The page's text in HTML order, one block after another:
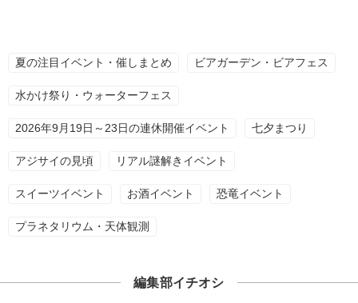
夏の注目イベント・催しまとめ ビアガーデン・ビアフェス
水かけ祭り・ウォーターフェス
2026年9月19日～23日の連休開催イベント 七夕まつり
アジサイの見頃 リアル謎解きイベント
スイーツイベント お酒イベント 恐竜イベント
プラネタリウム・天体観測
編集部イチオシ